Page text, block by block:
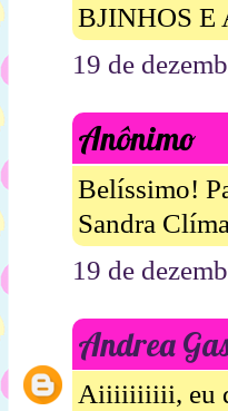
BJINHOS E
19 de
Anônimo
Belíssimo!
Sandra
19 de
Andrea
Aiiiiiiiiii, eu